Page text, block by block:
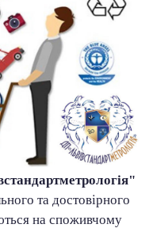
та достовірного
на споживчому